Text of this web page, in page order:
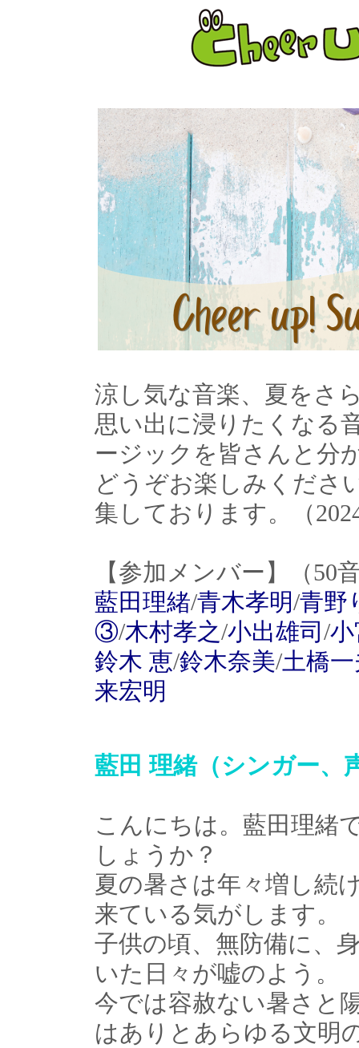
涼し気な音楽、夏をさ
思い出に浸りたくなる
ージックを皆さんと分
どうぞお楽しみくださ
集しております。（
【参加メンバー】（50
藍田理緒/青木孝明/青野
③/木村孝之/小出雄司 /
鈴木 恵/鈴木奈美/土橋
来宏明
藍田 理緒（シンガー、
こんにちは。藍田理緒
しょうか？
夏の暑さは年々増し続
来ている気がします。
子供の頃、無防備に、
いた日々が嘘のよう。
今では容赦ない暑さと
はありとあらゆる文明